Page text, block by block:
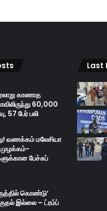
காணாத
60,000
57 பேர் பலி
வணக்கம் மலேசியா
முழக்கம்-
பேச்சுப்
கொண்டு’
இல்லை – ட்ரம்ப்
Last